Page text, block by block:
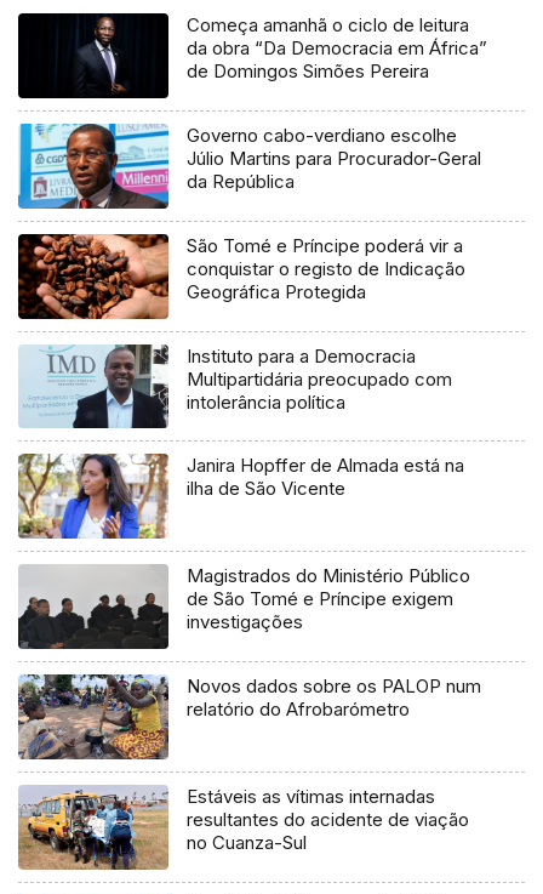
Começa amanhã o ciclo de leitura
da obra “Da Democracia em África”
de Domingos Simões Pereira
Governo cabo-verdiano escolhe
Júlio Martins para Procurador-Geral
da República
São Tomé e Príncipe poderá vir a
conquistar o registo de Indicação
Geográfica Protegida
Instituto para a Democracia
Multipartidária preocupado com
intolerância política
Janira Hopffer de Almada está na
ilha de São Vicente
Magistrados do Ministério Público
de São Tomé e Príncipe exigem
investigações
Novos dados sobre os PALOP num
relatório do Afrobarómetro
Estáveis as vítimas internadas
resultantes do acidente de viação
no Cuanza-Sul